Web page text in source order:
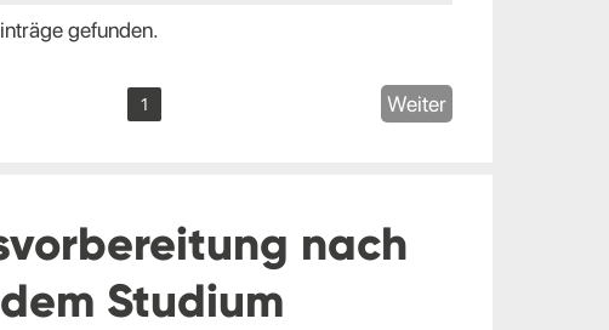
gefunden.
1 Weiter
nach
dem Studium